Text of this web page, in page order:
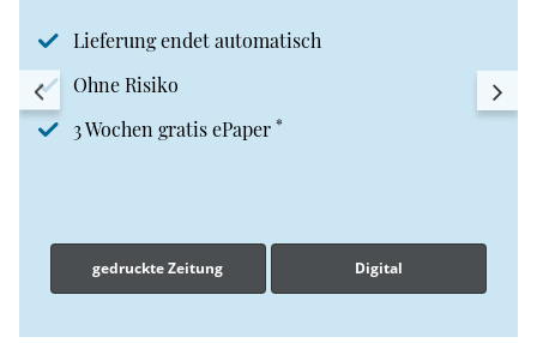
Lieferung endet automatisch
Ohne Risiko
3 Wochen gratis ePaper *
gedruckte Zeitung Digital